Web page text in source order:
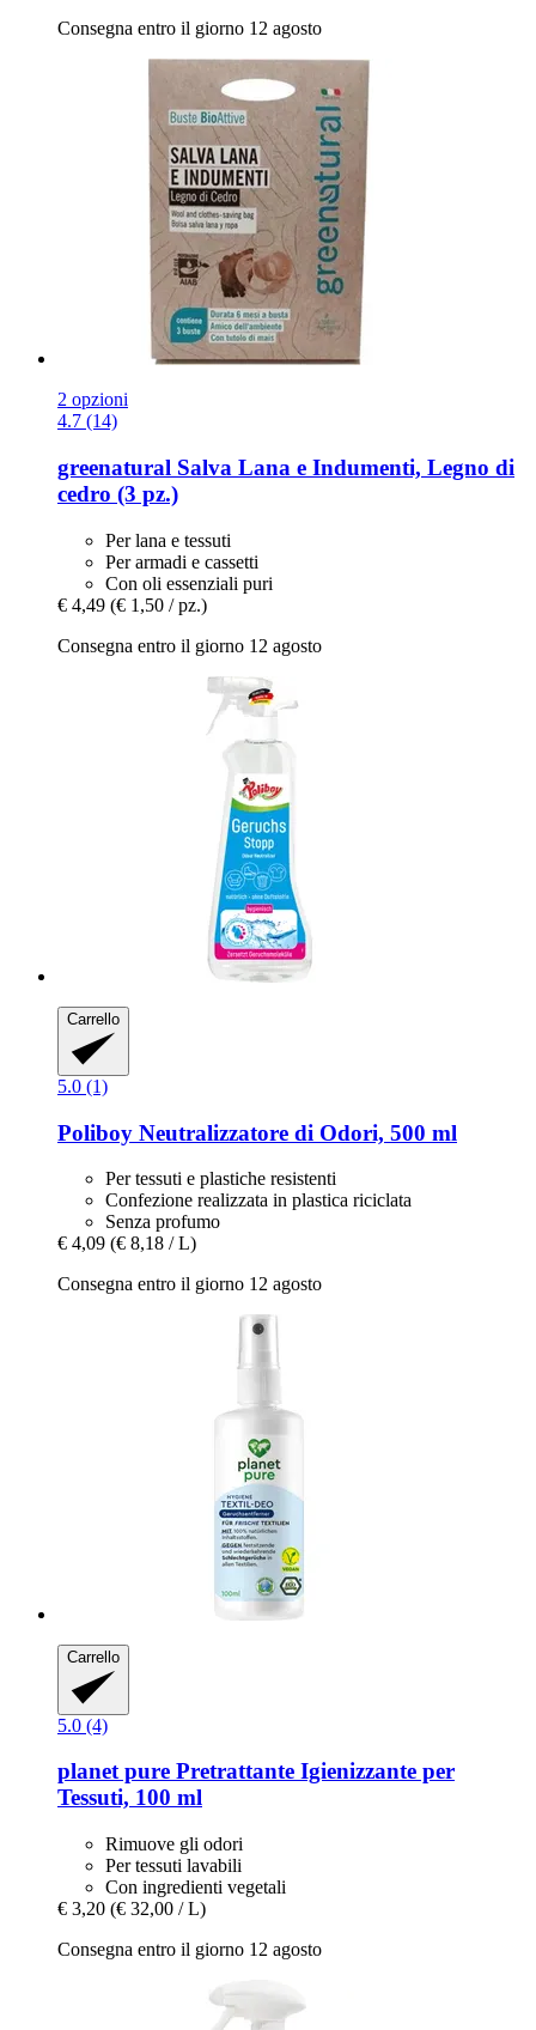
Consegna entro il giorno 12 agosto
2 opzioni
4.7 (14)
greenatural Salva Lana e Indumenti, Legno di
cedro (3 pz.)
Per lana e tessuti
Per armadi e cassetti
Con oli essenziali puri
€ 4,49 (€ 1,50 / pz.)
Consegna entro il giorno 12 agosto
Carrello
5.0 (1)
Poliboy Neutralizzatore di Odori, 500 ml
Per tessuti e plastiche resistenti
Confezione realizzata in plastica riciclata
Senza profumo
€ 4,09 (€ 8,18 / L)
Consegna entro il giorno 12 agosto
Carrello
5.0 (4)
planet pure Pretrattante Igienizzante per
Tessuti, 100 ml
Rimuove gli odori
Per tessuti lavabili
Con ingredienti vegetali
€ 3,20 (€ 32,00 / L)
Consegna entro il giorno 12 agosto